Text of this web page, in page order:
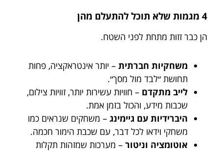
4 מגמות שלא תוכל להתעלם מהן
הן כבר זזות מתחת לפני השטח.
משחקיות חברתית – יותר אינטראקציה, פחות
תחושת ״לבד מול מסך״.
לייב מתקדם – חוויות עשירות יותר, זוויות צילום,
שכבות מידע, והכול בזמן אמת.
היברידיות עם גיימינג – משחקים שנראים כמו
משחקי וידאו לכל דבר, עם שכבת הימור חכמה.
אוטומציה וניטור – מערכות שמזהות תקלות